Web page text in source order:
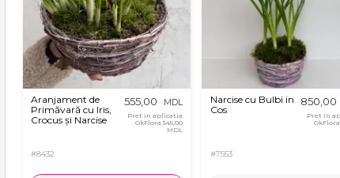
Aranjament de
Primăvară cu Iris,
Crocus și Narcise
#8432
555,00 MDL
Pret in aplicatia
OkFlora 545,00
MDL
Narcise cu Bulbi in
Cos
#7553
850,00
Pret in
OkFlora